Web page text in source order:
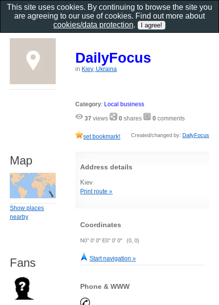
DailyFocus
in Kiev, Ukraina
Category: Local business
37 views 0 shares 0 comments
set bookmark! Created/changed by: DailyFocus
Address details
Kiev
Print route »
Coordinates
N0° 0' 0" E0° 0' 0" (0, 0)
Start navigation »
Phone & WWW
Map
Show places
nearby
Fans
This site uses cookies. By continuing to browse the site you
are agreeing to our use of cookies. Find out more about
cookies/data protection.